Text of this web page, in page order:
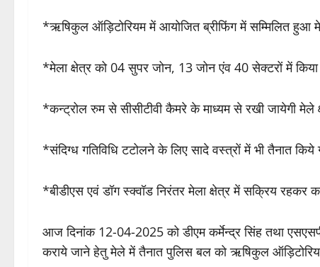
*ऋषिकुल ऑड़िटोरियम में आयोजित ब्रीफिंग में सम्मिलित हुआ
*मेला क्षेत्र को 04 सुपर जोन, 13 जोन एंव 40 सेक्टरों में किया
*कन्ट्रोल रुम से सीसीटीवी कैमरे के माध्यम से रखी जायेगी मेले
*संदिग्ध गतिविधि टटोलने के लिए सादे वस्त्रों में भी तैनात किये
*बीडीएस एवं डॉग स्क्वॉड निरंतर मेला क्षेत्र में सक्रिय रहकर
आज दिनांक 12-04-2025 को डीएम कर्मेन्द्र सिंह तथा
कराये जाने हेतु मेले में तैनात पुलिस बल को ऋषिकुल